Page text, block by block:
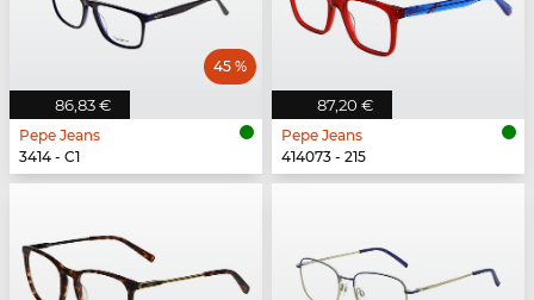
86,83 €
45 %
Pepe Jeans
3414 - C1
87,20 €
Pepe Jeans
414073 - 215